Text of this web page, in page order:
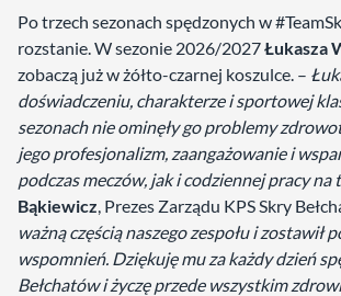
Po trzech sezonach spędzonych w
rozstanie. W sezonie 2026/2027Łukasza
zobaczą już w żółto-czarnej koszulce. –
doświadczeniu, charakterze i sportowej
sezonach nie ominęły go problemy
jego profesjonalizm, zaangażowanie i
podczas meczów, jak i codziennej pracy na
Bąkiewicz, Prezes Zarządu KPS Skry
ważną częścią naszego zespołu i zostawił
wspomnień. Dziękuję mu za każdy dzień
Bełchatów i życzę przede wszystkim